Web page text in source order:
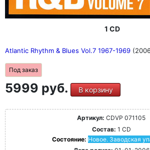
1 CD
Atlantic Rhythm & Blues Vol.7 1967-1969
Под заказ
5999 руб. В корзину
Артикул: CDVP 071105
Состав: 1 CD
Состояние: Новое. Заводская